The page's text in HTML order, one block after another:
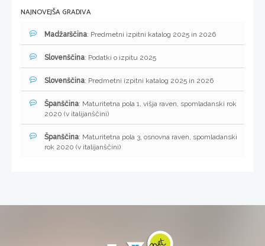
NAJNOVEJŠA GRADIVA
Madžarščina: Predmetni izpitni katalog 2025 in 2026
Slovenščina: Podatki o izpitu 2025
Slovenščina: Predmetni izpitni katalog 2025 in 2026
Španščina: Maturitetna pola 1, višja raven, spomladanski rok
2020 (v italijanščini)
Španščina: Maturitetna pola 3, osnovna raven, spomladanski
rok 2020 (v italijanščini)